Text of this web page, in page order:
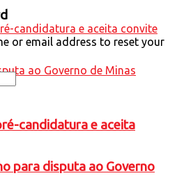
candidatura e aceita
para disputa ao Governo
or email address to reset your